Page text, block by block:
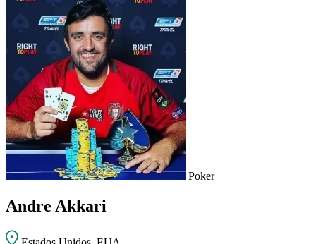
Poker
Andre Akkari